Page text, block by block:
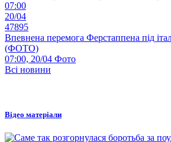
07:00
20/04
47895
Впевнена перемога Ферстаппена під
(ФОТО)
07:00, 20/04 Фото
Всі новини
Відео матеріали